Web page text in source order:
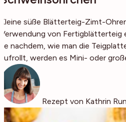
Kleine süße Blätterteig-Zimt-
Verwendung von Fertigblätterteig
Je nachdem, wie man die
aufrollt, werden es Mini- oder
Rezept von Kathrin